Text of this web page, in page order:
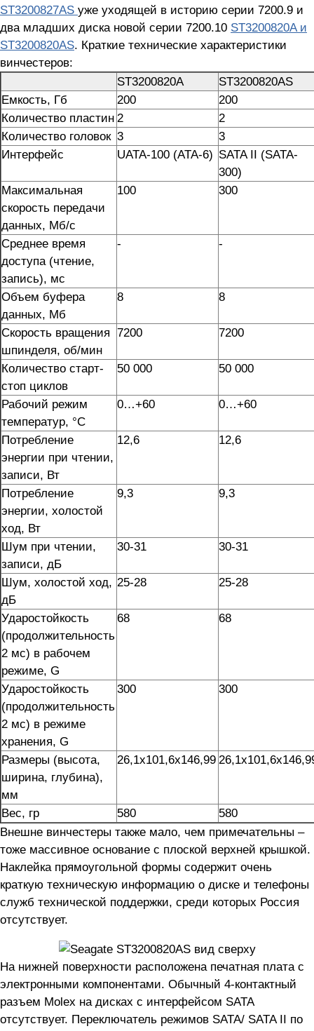
ST3200827AS уже уходящей в историю серии 7200.9 и
два младших диска новой серии 7200.10 ST3200820A и
ST3200820AS. Краткие технические характеристики
винчестеров:
ST3200820A
ST3200820AS
Емкость, Гб
200
200
Количество пластин 2
2
Количество головок 3
3
Интерфейс
UATA-100 (ATA-6) SATA II (SATA-
300)
Максимальная
скорость передачи
данных, Мб/с
100 300
Среднее время
доступа (чтение,
запись), мс
- -
Объем буфера
данных, Мб
8 8
Скорость вращения
шпинделя, об/мин
7200 7200
Количество старт-
стоп циклов
50 000 50 000
Рабочий режим
температур, °C
0…+60 0…+60
Потребление
энергии при чтении,
записи, Вт
12,6 12,6
Потребление
энергии, холостой
ход, Вт
9,3 9,3
Шум при чтении,
записи, дБ
30-31 30-31
Шум, холостой ход,
дБ
25-28 25-28
Ударостойкость
(продолжительность
2 мс) в рабочем
режиме, G
68 68
Ударостойкость
(продолжительность
2 мс) в режиме
хранения, G
300 300
Размеры (высота,
ширина, глубина),
мм
26,1х101,6х146,99
Вес, гр 580
580
Внешне винчестеры также мало, чем примечательны –
тоже массивное основание с плоской верхней крышкой.
Наклейка прямоугольной формы содержит очень
краткую техническую информацию о диске и телефоны
служб технической поддержки, среди которых Россия
отсутствует.
На нижней поверхности расположена печатная плата с
электронными компонентами. Обычный 4-контактный
разъем Molex на дисках с интерфейсом SATA
отсутствует. Переключатель режимов SATA/ SATA II по